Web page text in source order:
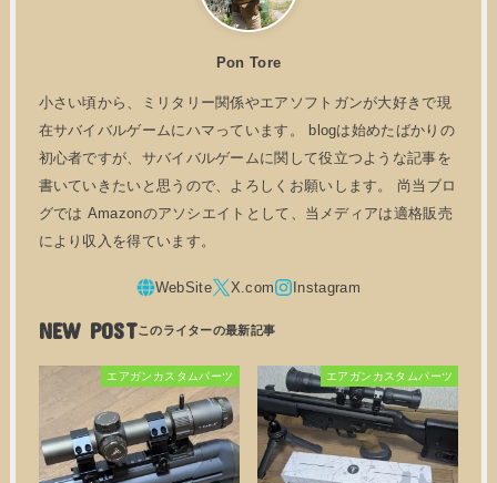
Pon Tore
小さい頃から、ミリタリー関係やエアソフトガンが大好きで現
在サバイバルゲームにハマっています。 blogは始めたばかりの
初心者ですが、サバイバルゲームに関して役立つような記事を
書いていきたいと思うので、よろしくお願いします。 尚当ブロ
グでは Amazonのアソシエイトとして、当メディアは適格販売
により収入を得ています。
NEW POST
エアガンカスタムパーツ エアガンカスタムパーツ